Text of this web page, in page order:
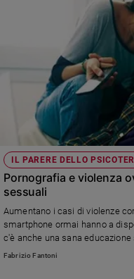
IL PARERE DELLO
Pornografia e violenza
sessuali
Aumentano i casi di violenze
smartphone ormai hanno a
c'è anche una sana
parole, ma anche dagli
Fabrizio Fantoni